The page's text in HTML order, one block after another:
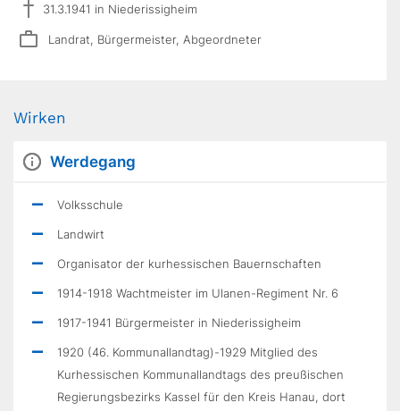
31.3.1941 in Niederissigheim
Landrat, Bürgermeister, Abgeordneter
Wirken
Werdegang
Volksschule
Landwirt
Organisator der kurhessischen Bauernschaften
1914-1918 Wachtmeister im Ulanen-Regiment Nr. 6
1917-1941 Bürgermeister in Niederissigheim
1920 (46. Kommunallandtag)-1929 Mitglied des
Kurhessischen Kommunallandtags des preußischen
Regierungsbezirks Kassel für den Kreis Hanau, dort